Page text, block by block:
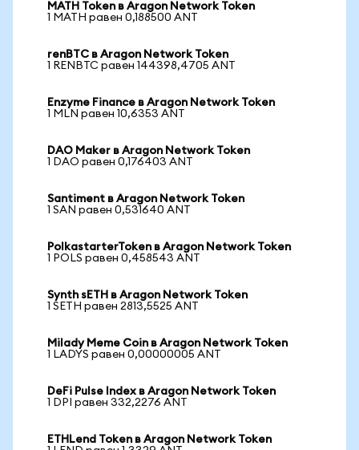
MATH Token в Aragon Network Token
1 MATH равен 0,188500 ANT
renBTC в Aragon Network Token
1 RENBTC равен 144398,4705 ANT
Enzyme Finance в Aragon Network Token
1 MLN равен 10,6353 ANT
DAO Maker в Aragon Network Token
1 DAO равен 0,176403 ANT
Santiment в Aragon Network Token
1 SAN равен 0,531640 ANT
PolkastarterToken в Aragon Network Token
1 POLS равен 0,458543 ANT
Synth sETH в Aragon Network Token
1 SETH равен 2813,5525 ANT
Milady Meme Coin в Aragon Network Token
1 LADYS равен 0,00000005 ANT
DeFi Pulse Index в Aragon Network Token
1 DPI равен 332,2276 ANT
ETHLend Token в Aragon Network Token